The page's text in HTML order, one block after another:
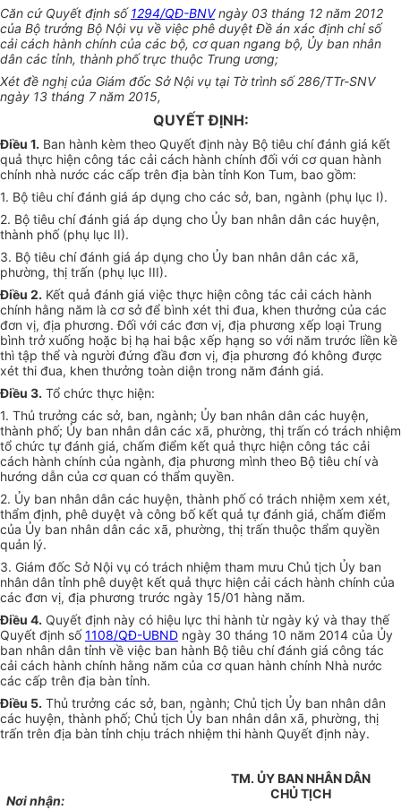
Căn cứ Quyết định số1294/QĐ-BNVngày 03 tháng 12 năm 2012
của Bộ trưởng Bộ Nội vụ về việc phê duyệt Đề án xác định chỉ số
cải cách hành chính của các bộ, cơ quan ngang bộ, Ủy ban nhân
dân các tỉnh, thành phố trực thuộc Trung ương;
Xét đề nghị của Giám đốc Sở Nội vụ tại Tờ trình số 286/TTr-SNV
ngày 13 tháng 7 năm 2015,
QUYẾT ĐỊNH:
Điều 1. Ban hành kèm theo Quyết định này Bộ tiêu chí đánh giá kết
quả thực hiện công tác cải cách hành chính đối với cơ quan hành
chính nhà nước các cấp trên địa bàn tỉnh Kon Tum, bao gồm:
1. Bộ tiêu chí đánh giá áp dụng cho các sở, ban, ngành (phụ lục I).
2. Bộ tiêu chí đánh giá áp dụng cho Ủy ban nhân dân các huyện,
thành phố (phụ lục II).
3. Bộ tiêu chí đánh giá áp dụng cho Ủy ban nhân dân các xã,
phường, thị trấn (phụ lục III).
Điều 2. Kết quả đánh giá việc thực hiện công tác cải cách hành
chính hằng năm là cơ sở để bình xét thi đua, khen thưởng của các
đơn vị, địa phương. Đối với các đơn vị, địa phương xếp loại Trung
bình trở xuống hoặc bị hạ hai bậc xếp hạng so với năm trước liền kề
thì tập thể và người đứng đầu đơn vị, địa phương đó không được
xét thi đua, khen thưởng toàn diện trong năm đánh giá.
Điều 3. Tổ chức thực hiện:
1. Thủ trưởng các sở, ban, ngành; Ủy ban nhân dân các huyện,
thành phố; Ủy ban nhân dân các xã, phường, thị trấn có trách nhiệm
tổ chức tự đánh giá, chấm điểm kết quả thực hiện công tác cải
cách hành chính của ngành, địa phương mình theo Bộ tiêu chí và
hướng dẫn của cơ quan có thẩm quyền.
2. Ủy ban nhân dân các huyện, thành phố có trách nhiệm xem xét,
thẩm định, phê duyệt và công bố kết quả tự đánh giá, chấm điểm
của Ủy ban nhân dân các xã, phường, thị trấn thuộc thẩm quyền
quản lý.
3. Giám đốc Sở Nội vụ có trách nhiệm tham mưu Chủ tịch Ủy ban
nhân dân tỉnh phê duyệt kết quả thực hiện cải cách hành chính của
các đơn vị, địa phương trước ngày 15/01 hàng năm.
Điều 4. Quyết định này có hiệu lực thi hành từ ngày ký và thay thế
Quyết định số1108/QĐ-UBND ngày 30 tháng 10 năm 2014 của Ủy
ban nhân dân tỉnh về việc ban hành Bộ tiêu chí đánh giá công tác
cải cách hành chính hằng năm của cơ quan hành chính Nhà nước
các cấp trên địa bàn tỉnh.
Điều 5. Thủ trưởng các sở, ban, ngành; Chủ tịch Ủy ban nhân dân
các huyện, thành phố; Chủ tịch Ủy ban nhân dân xã, phường, thị
trấn trên địa bàn tỉnh chịu trách nhiệm thi hành Quyết định này.
Nơi nhận:
TM. ỦY BAN NHÂN DÂN
CHỦ TỊCH